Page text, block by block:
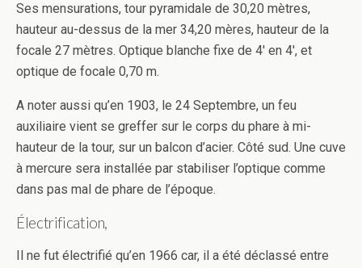
Ses mensurations, tour pyramidale de 30,20 mètres,
hauteur au-dessus de la mer 34,20 mères, hauteur de la
focale 27 mètres. Optique blanche fixe de 4′ en 4′, et
optique de focale 0,70 m.
A noter aussi qu’en 1903, le 24 Septembre, un feu
auxiliaire vient se greffer sur le corps du phare à mi-
hauteur de la tour, sur un balcon d’acier. Côté sud. Une cuve
à mercure sera installée par stabiliser l’optique comme
dans pas mal de phare de l’époque.
Électrification,
Il ne fut électrifié qu’en 1966 car, il a été déclassé entre